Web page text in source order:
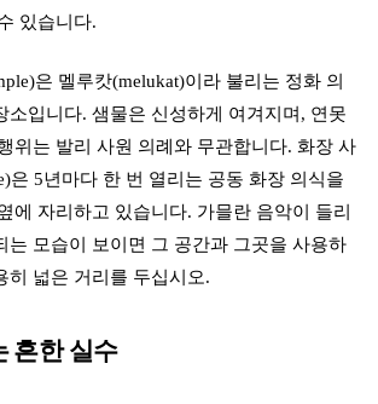
있습니다.
은 멜루캇(melukat)이라 불리는 정화 의
소입니다. 샘물은 신성하게 여겨지며, 연못
위는 발리 사원 의례와 무관합니다. 화장 사
은 5년마다 한 번 열리는 공동 화장 의식을
에 자리하고 있습니다. 가믈란 음악이 들리
는 모습이 보이면 그 공간과 그곳을 사용하
히 넓은 거리를 두십시오.
흔한 실수